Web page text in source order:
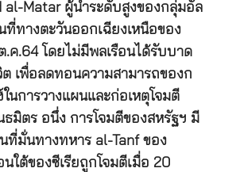
al-Matar ผู้นำระดับสูงของกลุ่มอัล
ที่ทางตะวันออกเฉียงเหนือของ
.ค.64 โดยไม่มีพลเรือนได้รับบาด
ต เพื่อลดทอนความสามารถของก
นการวางแผนและก่อเหตุโจมตี
ธมิตร อนึ่ง การโจมตีของสหรัฐฯ มี
ที่มั่นทางทหาร al-Tanf ของ
ใต้ของซีเรียถูกโจมตีเมื่อ 20